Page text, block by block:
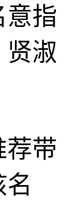
意指
贤淑
荐带